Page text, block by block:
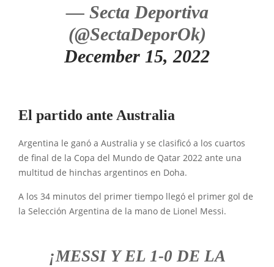
— Secta Deportiva
(@SectaDeporOk)
December 15, 2022
El partido ante Australia
Argentina le ganó a Australia y se clasificó a los cuartos
de final de la Copa del Mundo de Qatar 2022 ante una
multitud de hinchas argentinos en Doha.
A los 34 minutos del primer tiempo llegó el primer gol de
la Selección Argentina de la mano de Lionel Messi.
¡MESSI Y EL 1-0 DE LA